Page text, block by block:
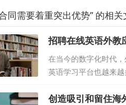
同需要着重突出优势” 的相关
招聘在线英语外教
在当今的数字化时代
英语学习平台也越来
习平台成为了一个挑
平台。 明确学习目标
创造吸引和留住海